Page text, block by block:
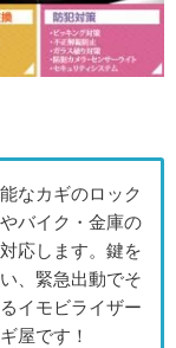
なカギのロック
バイク・金庫の
応します。鍵を
、緊急出動でそ
イモビライザー
屋です！